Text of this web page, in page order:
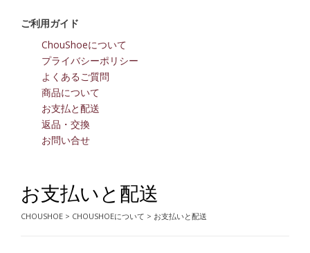
ご利用ガイド
ChouShoeについて
プライバシーポリシー
よくあるご質問
商品について
お支払と配送
返品・交換
お問い合せ
お支払いと配送
CHOUSHOE > CHOUSHOEについて > お支払いと配送